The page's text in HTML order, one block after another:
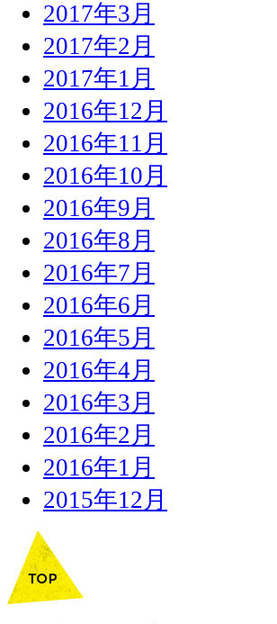
2017年3月
2017年2月
2017年1月
2016年12月
2016年11月
2016年10月
2016年9月
2016年8月
2016年7月
2016年6月
2016年5月
2016年4月
2016年3月
2016年2月
2016年1月
2015年12月